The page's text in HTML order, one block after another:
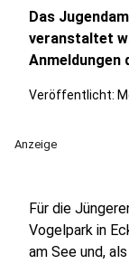
Das
veranstaltet
Anmeldungen
Veröffentlicht:
Anzeige
Für die
Vogelpark in
am See und,